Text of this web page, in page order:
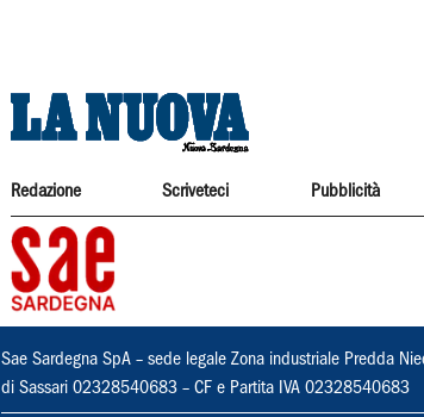
Redazione Scriveteci Pubblicità
Sae Sardegna SpA – sede legale Zona industriale Predda
di Sassari 02328540683 – CF e Partita IVA 02328540683